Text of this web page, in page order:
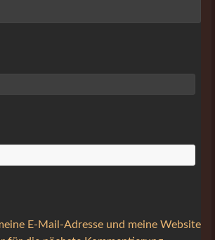
E-Mail-Adresse und meine Website